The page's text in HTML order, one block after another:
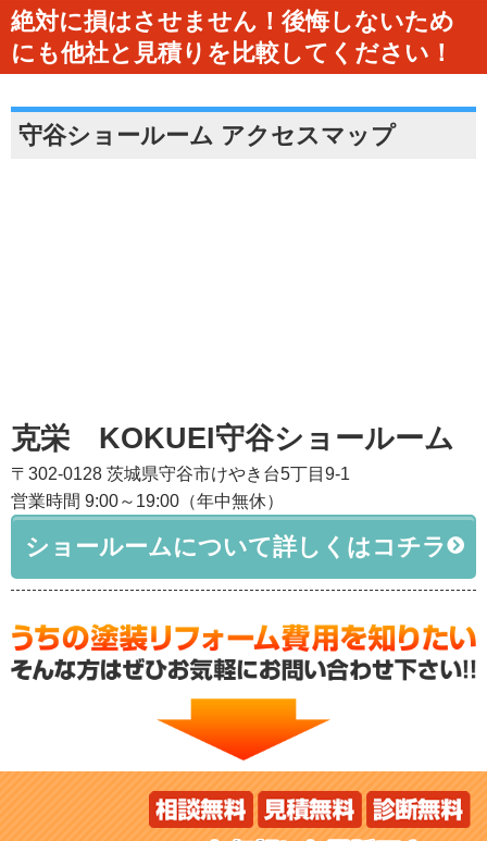
絶対に損はさせません！後悔しないため
にも他社と見積りを比較してください！
守谷ショールーム アクセスマップ
克栄 KOKUEI守谷ショールーム
〒302-0128 茨城県守谷市けやき台5丁目9-1
営業時間 9:00～19:00（年中無休）
ショールームについて詳しくはコチラ